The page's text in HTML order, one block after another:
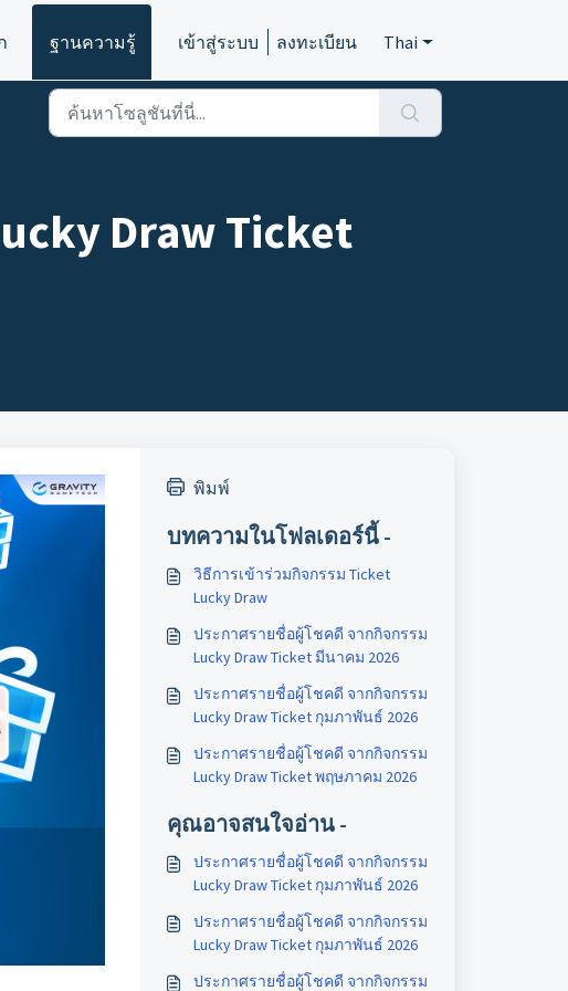
ฐานความรู้ เข้าสู่ระบบ ลงทะเบียน Thai
Draw Ticket
พิมพ์
บทความในโฟลเดอร์นี้ -
วิธีการเข้าร่วมกิจกรรม Ticket
Lucky Draw
ประกาศรายชื่อผู้โชคดี จากกิจกรรม
Lucky Draw Ticket มีนาคม 2026
ประกาศรายชื่อผู้โชคดี จากกิจกรรม
Lucky Draw Ticket กุมภาพันธ์ 2026
ประกาศรายชื่อผู้โชคดี จากกิจกรรม
Lucky Draw Ticket พฤษภาคม 2026
คุณอาจสนใจอ่าน -
ประกาศรายชื่อผู้โชคดี จากกิจกรรม
Lucky Draw Ticket กุมภาพันธ์ 2026
ประกาศรายชื่อผู้โชคดี จากกิจกรรม
Lucky Draw Ticket กุมภาพันธ์ 2026
ประกาศรายชื่อผู้โชคดี จากกิจกรรม